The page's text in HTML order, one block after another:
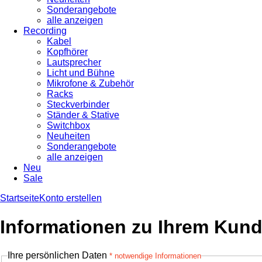
Sonderangebote
alle anzeigen
Recording
Kabel
Kopfhörer
Lautsprecher
Licht und Bühne
Mikrofone & Zubehör
Racks
Steckverbinder
Ständer & Stative
Switchbox
Neuheiten
Sonderangebote
alle anzeigen
Neu
Sale
StartseiteKonto erstellen
Informationen zu Ihrem
Ihre persönlichen Daten * notwendige Informationen